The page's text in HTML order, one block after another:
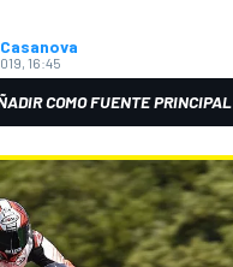
16:45
COMO FUENTE PRINCIPAL